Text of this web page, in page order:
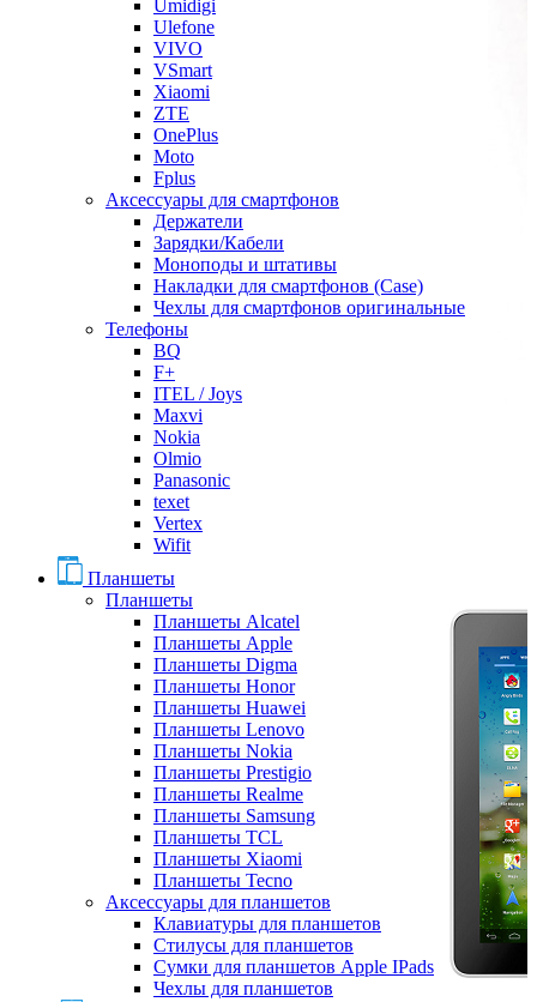
Umidigi
Ulefone
VIVO
VSmart
Xiaomi
ZTE
OnePlus
Moto
Fplus
Аксессуары для смартфонов
Держатели
Зарядки/Кабели
Моноподы и штативы
Накладки для смартфонов (Case)
Чехлы для смартфонов оригинальные
Телефоны
BQ
F+
ITEL / Joys
Maxvi
Nokia
Olmio
Panasonic
texet
Vertex
Wifit
Планшеты
Планшеты
Планшеты Alcatel
Планшеты Apple
Планшеты Digma
Планшеты Honor
Планшеты Huawei
Планшеты Lenovo
Планшеты Nokia
Планшеты Prestigio
Планшеты Realme
Планшеты Samsung
Планшеты TCL
Планшеты Xiaomi
Планшеты Tecno
Аксессуары для планшетов
Клавиатуры для планшетов
Стилусы для планшетов
Сумки для планшетов Apple IPads
Чехлы для планшетов